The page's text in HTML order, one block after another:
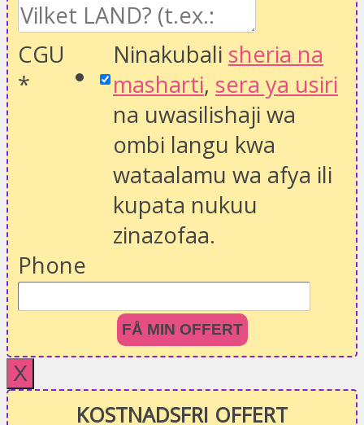
CGU
*
Ninakubali sheria na
masharti, sera ya usiri
na uwasilishaji wa
ombi langu kwa
wataalamu wa afya ili
kupata nukuu
zinazofaa.
Phone
FÅ MIN OFFERT
X
KOSTNADSFRI OFFERT